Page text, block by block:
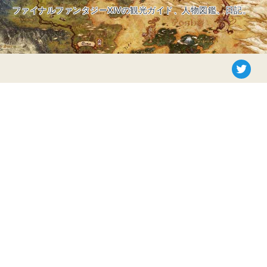
ファイナルファンタジーXIVの観光ガイド、人物図鑑、日記。